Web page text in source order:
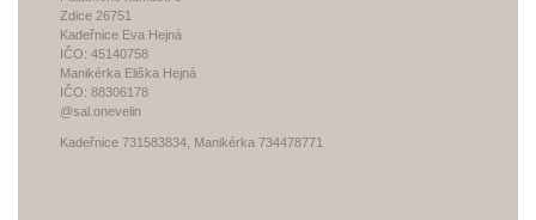
Zdice 26751
Kadeřnice Eva Hejná
IČO: 45140758
Manikérka Eliška Hejná
IČO: 88306178
@sal.onevelin
Kadeřnice 731583834, Manikérka 734478771